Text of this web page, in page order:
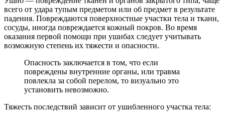
всего от удара тупым предметом или об предмет в результате
падения. Повреждаются поверхностные участки тела и ткани,
сосуды, иногда повреждается кожный покров. Во время
оказания первой помощи при ушибах следует учитывать
возможную степень их тяжести и опасности.
Опасность заключается в том, что если
повреждены внутренние органы, или травма
повлекла за собой перелом, то визуально это
установить невозможно.
Тяжесть последствий зависит от ушибленного участка тела: